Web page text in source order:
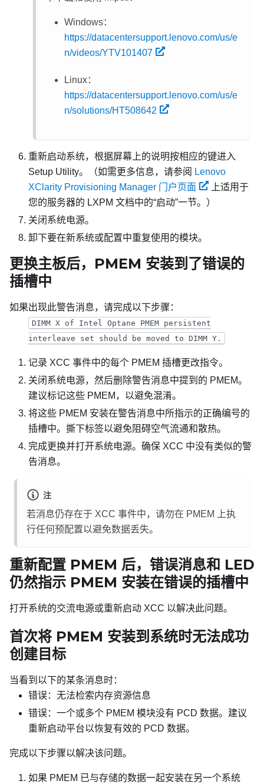
Windows：
https://datacentersupport.lenovo.com/us/e
n/videos/YTV101407
Linux：
https://datacentersupport.lenovo.com/us/e
n/solutions/HT508642
重新启动系统，根据屏幕上的说明按相应的键进入
Setup Utility。
（如需更多信息，请参阅 Lenovo
XClarity Provisioning Manager 门户页面
上适用于
您的服务器的 LXPM 文档中的“启动”一节。）
关闭系统电源。
卸下要在新系统或配置中重复使用的模块。
更换主板后，PMEM 安装到了错误的
插槽中
如果出现此警告消息，请完成以下步骤：
DIMM X of Intel Optane PMEM persistent
interleave set should be moved to DIMM Y.
记录 XCC 事件中的每个 PMEM 插槽更改指令。
关闭系统电源，然后删除警告消息中提到的 PMEM。
建议标记这些 PMEM，以避免混淆。
将这些 PMEM 安装在警告消息中所指示的正确编号的
插槽中。撕下标签以避免阻碍空气流通和散热。
完成更换并打开系统电源。确保 XCC 中没有类似的警
告消息。
注
若消息仍存在于 XCC 事件中，请勿在 PMEM 上执
行任何预配置以避免数据丢失。
重新配置 PMEM 后，错误消息和 LED
仍然指示 PMEM 安装在错误的插槽中
打开系统的交流电源或重新启动 XCC 以解决此问题。
首次将 PMEM 安装到系统时无法成功
创建目标
当看到以下的某条消息时：
错误：无法检索内存资源信息
错误：一个或多个 PMEM 模块没有 PCD 数据。建议
重新启动平台以恢复有效的 PCD 数据。
完成以下步骤以解决该问题。
如果 PMEM 已与存储的数据一起安装在另一个系统